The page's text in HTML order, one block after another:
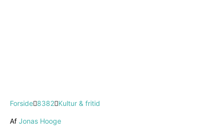
Forside 8382 Kultur & fritid
Af Jonas Hooge